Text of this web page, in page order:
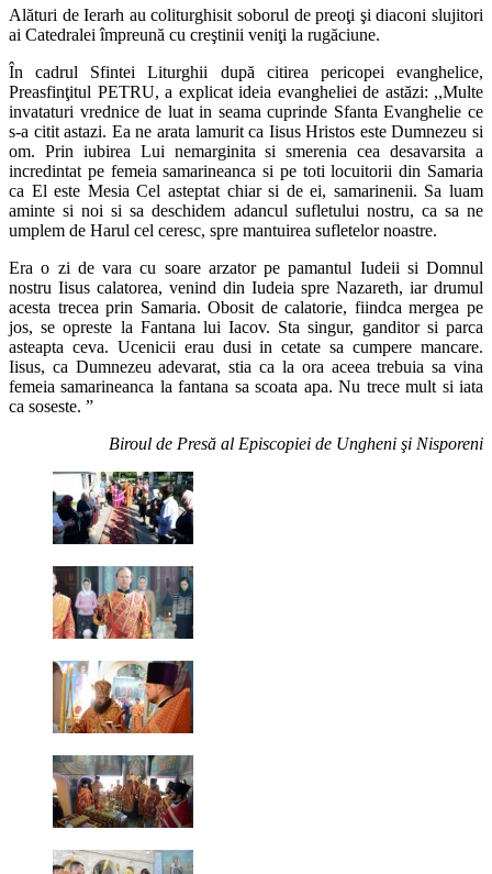
Alături de Ierarh au coliturghisit soborul de preoţi şi diaconi slujitori
ai Catedralei împreună cu creştinii veniţi la rugăciune.
În cadrul Sfintei Liturghii după citirea pericopei evanghelice,
Preasfinţitul PETRU, a explicat ideia evangheliei de astăzi: ,,Multe
invataturi vrednice de luat in seama cuprinde Sfanta Evanghelie ce
s-a citit astazi. Ea ne arata lamurit ca Iisus Hristos este Dumnezeu si
om. Prin iubirea Lui nemarginita si smerenia cea desavarsita a
incredintat pe femeia samarineanca si pe toti locuitorii din Samaria
ca El este Mesia Cel asteptat chiar si de ei, samarinenii. Sa luam
aminte si noi si sa deschidem adancul sufletului nostru, ca sa ne
umplem de Harul cel ceresc, spre mantuirea sufletelor noastre.
Era o zi de vara cu soare arzator pe pamantul Iudeii si Domnul
nostru Iisus calatorea, venind din Iudeia spre Nazareth, iar drumul
acesta trecea prin Samaria. Obosit de calatorie, fiindca mergea pe
jos, se opreste la Fantana lui Iacov. Sta singur, ganditor si parca
asteapta ceva. Ucenicii erau dusi in cetate sa cumpere mancare.
Iisus, ca Dumnezeu adevarat, stia ca la ora aceea trebuia sa vina
femeia samarineanca la fantana sa scoata apa. Nu trece mult si iata
ca soseste. ”
Biroul de Presă al Episcopiei de Ungheni şi Nisporeni